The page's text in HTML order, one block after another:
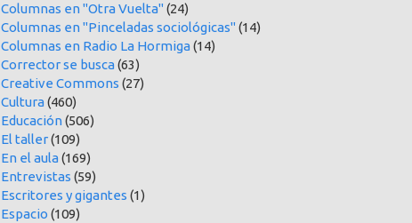
Columnas en "Otra Vuelta"(24)
Columnas en "Pinceladas sociológicas"(14)
Columnas en Radio La Hormiga(14)
Corrector se busca(63)
Creative Commons (27)
Cultura(460)
Educación(506)
El taller(109)
En el aula(169)
Entrevistas (59)
Escritores y gigantes (1)
Espacio (109)